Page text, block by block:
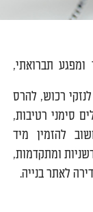
תברואתי,
רכוש, להרס
סימני רטיבות,
להזמין מיד
ומתקדמות,
לאתר בנייה.